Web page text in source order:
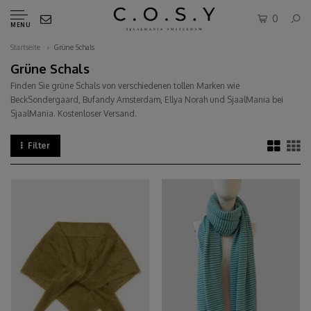
MENU
0
Startseite Grüne Schals
Grüne Schals
Finden Sie grüne Schals von verschiedenen tollen Marken wie
BeckSondergaard, Bufandy Amsterdam, Ellya Norah und SjaalMania bei
SjaalMania. Kostenloser Versand.
Filter